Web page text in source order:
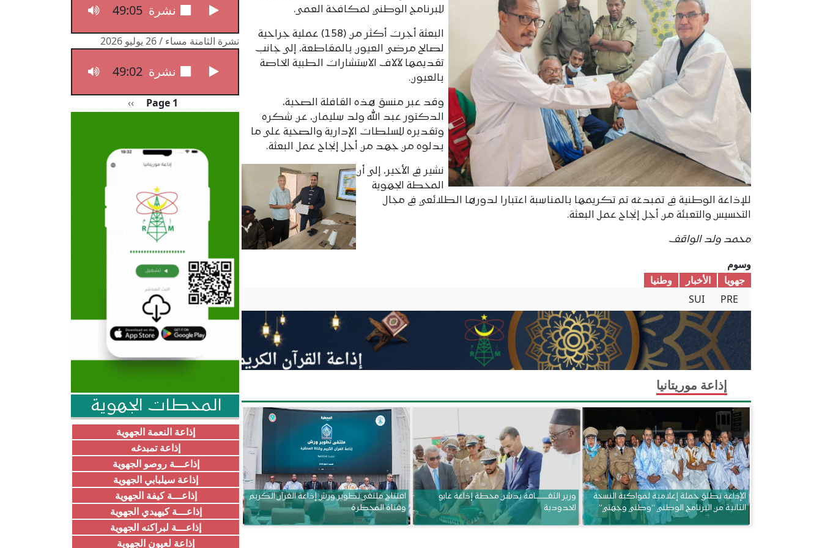
للبرنامج الوطني لمکافحة العمی.
البعثة أجرت أكثر من (158) عملية جراحیة
لصالح مرضی العیون بالمقاطعة، إلى جانب
تقديمها لآلاف الاستشارات الطبیة الخاصة
بالعیون.
وقد عبر منسق هذه القافلة الصحية،
الدکتور عبد الله ولد سلیمان، عن شکره
وتقدیره للسلطات الإداریة والصحیة علی ما
بدلوه من جهد من أجل إنجاح عمل البعثة.
نشیر في الأخیر، إلی أن
المحطة الجهویة
للإذاعة الوطنية في تمبدغه تم تکریمها بالمناسبة اعتبارا لدورها الطلائعي في مجال
التحسیس والتعبئة من أجل إنجاح عمل البعثة.
محمد ولد الواقف
وسوم
جھويا
الأخبار
وطنیا
PRE
SUI
إذاعة موريتانيا
الإذاعة تطلق حملة إعلامية لمواكبة النسخة
الثانية من البرنامج الوطني “وطني وجهتي”
وزير الثقــــــــــافة يدشن محطة إذاعة غابو
الحدودية
افتتاح ملتقى تطوير ورش إذاعة القرآن الكريم
وقناة المحظرة
نشرة الثامنة مساء / 27 يوليو 2026
49:05
نشرة الثامنة مساء / 26 يوليو 2026
نشرة الثامنة مساء / 26 يوليو 2026
49:02
Pagination
Page 1 الصفحة التالية
››
المحطات الجهوية
إذاعة النعمة الجهوية
إذاعة تمبدغه
إذاعـــة روصو الجهوية
إذاعة سيلبابي الجهوية
إذاعـــة كيفة الجهوية
إذاعـــة كيهيدي الجهوية
إذاعـــة لبراكنه الجهوية
إذاعة لعيون الجهوية